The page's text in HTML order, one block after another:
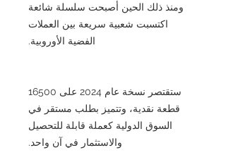
ومنذ ذلك الحين أصبحت سلسلة شائعة
اكتسبت شعبية سريعة بين العملات
الفضية الأوروبية.
ستقتصر نسخة عام 2024 على 16500
قطعة نقدية، وتتميز بطلب مستقر في
السوق الدولية كعملة قابلة للتحصيل
والاستثمار في آن واحد.